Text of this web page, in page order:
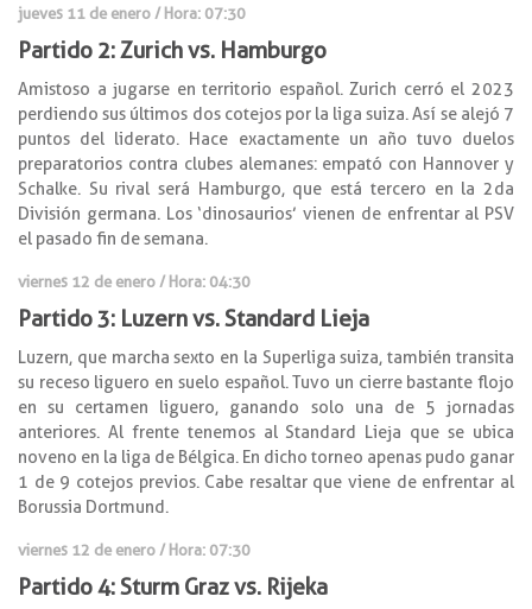
jueves 11 de enero / Hora: 07:30
Partido 2: Zurich vs. Hamburgo
Amistoso a jugarse en territorio español. Zurich cerró el 2023
perdiendo sus últimos dos cotejos por la liga suiza. Así se alejó 7
puntos del liderato. Hace exactamente un año tuvo duelos
preparatorios contra clubes alemanes: empató con Hannover y
Schalke. Su rival será Hamburgo, que está tercero en la 2da
División germana. Los ‘dinosaurios’ vienen de enfrentar al PSV
el pasado fin de semana.
viernes 12 de enero / Hora: 04:30
Partido 3: Luzern vs. Standard Lieja
Luzern, que marcha sexto en la Superliga suiza, también transita
su receso liguero en suelo español. Tuvo un cierre bastante flojo
en su certamen liguero, ganando solo una de 5 jornadas
anteriores. Al frente tenemos al Standard Lieja que se ubica
noveno en la liga de Bélgica. En dicho torneo apenas pudo ganar
1 de 9 cotejos previos. Cabe resaltar que viene de enfrentar al
Borussia Dortmund.
viernes 12 de enero / Hora: 07:30
Partido 4: Sturm Graz vs. Rijeka